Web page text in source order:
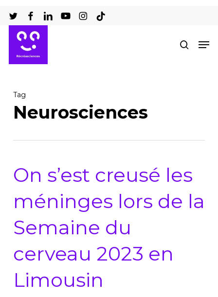
au
contenu
principal
Tag
Neurosciences
On s’est creusé les
méninges lors de la
Semaine du
cerveau 2023 en
Limousin
le